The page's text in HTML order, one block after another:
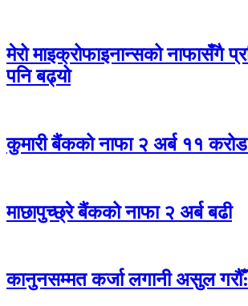
मेरो माइक्रोफाइनान्सको नाफासँगै
पनि बढ्यो
कुमारी बैंकको नाफा २ अर्ब ११
माछापुच्छ्रे बैंकको नाफा २ अर्ब बढी
कानुनसम्मत कर्जा लगानी असुल